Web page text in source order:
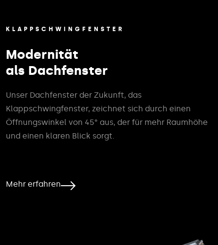
KLAPPSCHWINGFENSTER
Modernität
als Dachfenster
Unser Dachfenster der Zukunft, das
Klappschwingfenster, zeichnet sich durch einen
Öffnungswinkel von 45° aus, der für mehr Raumhöhe
und einen klaren Blick sorgt.
Mehr erfahren